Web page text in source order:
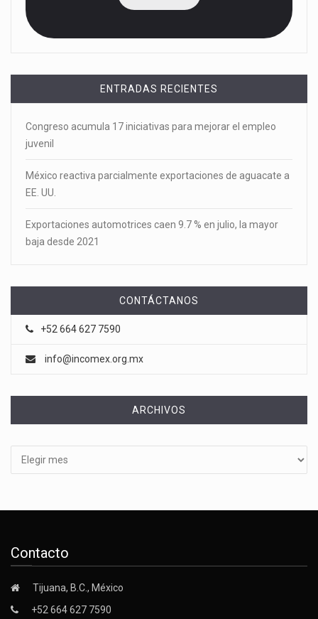
ENTRADAS RECIENTES
Congreso acumula 17 iniciativas para mejorar el empleo
juvenil
México reactiva parcialmente exportaciones de aguacate a
EE. UU.
Exportaciones automotrices caen 9.7 % en julio, la mayor
baja desde 2021
CONTÁCTANOS
+52 664 627 7590
info@incomex.org.mx
ARCHIVOS
Contacto
Tijuana, B.C., México
+52 664 627 7590